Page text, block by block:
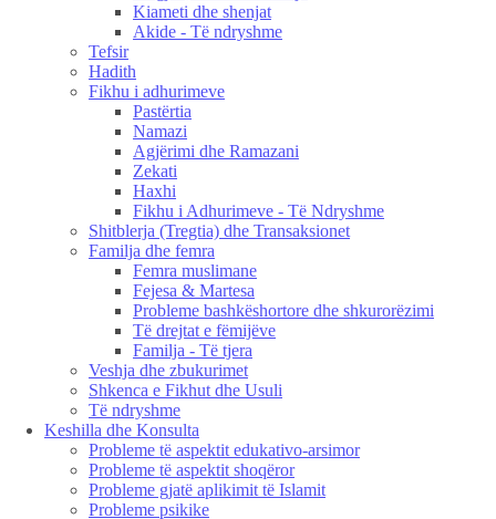
Kiameti dhe shenjat
Akide - Të ndryshme
Tefsir
Hadith
Fikhu i adhurimeve
Pastërtia
Namazi
Agjërimi dhe Ramazani
Zekati
Haxhi
Fikhu i Adhurimeve - Të Ndryshme
Shitblerja (Tregtia) dhe Transaksionet
Familja dhe femra
Femra muslimane
Fejesa & Martesa
Probleme bashkëshortore dhe shkurorëzimi
Të drejtat e fëmijëve
Familja - Të tjera
Veshja dhe zbukurimet
Shkenca e Fikhut dhe Usuli
Të ndryshme
Keshilla dhe Konsulta
Probleme të aspektit edukativo-arsimor
Probleme të aspektit shoqëror
Probleme gjatë aplikimit të Islamit
Probleme psikike